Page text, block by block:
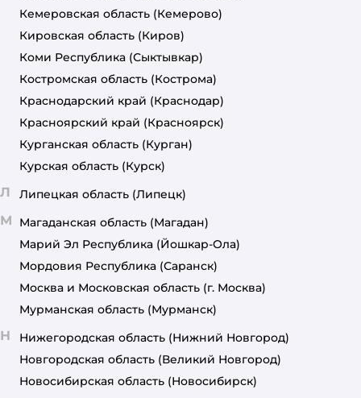
Кемеровская область (Кемерово)
Кировская область (Киров)
Коми Республика (Сыктывкар)
Костромская область (Кострома)
Краснодарский край (Краснодар)
Красноярский край (Красноярск)
Курганская область (Курган)
Курская область (Курск)
Л Липецкая область (Липецк)
М Магаданская область (Магадан)
Марий Эл Республика (Йошкар-Ола)
Мордовия Республика (Саранск)
Москва и Московская область (г. Москва)
Мурманская область (Мурманск)
Н Нижегородская область (Нижний Новгород)
Новгородская область (Великий Новгород)
Новосибирская область (Новосибирск)